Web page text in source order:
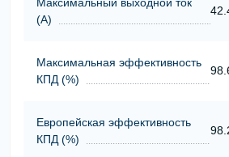
(А)
Максимальная эффективность
КПД (%)
Европейская эффективность
КПД (%)